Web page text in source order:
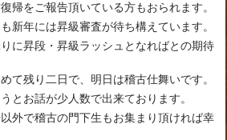
帰をご報告頂いている方もおられます。
新年には昇級審査が待ち構えています。
に昇段・昇級ラッシュとなればとの期待
て残り二日で、明日は稽古仕舞いです。
とお話が少人数で出来ております。
外で稽古の門下生もお集まり頂ければ幸